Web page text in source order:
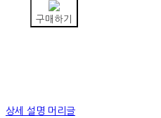
구매하기
상세 설명 머리글